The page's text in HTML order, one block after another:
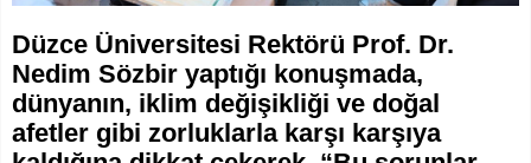
Düzce Üniversitesi Rektörü Prof. Dr.
Nedim Sözbir yaptığı konuşmada,
dünyanın, iklim değişikliği ve doğal
afetler gibi zorluklarla karşı karşıya